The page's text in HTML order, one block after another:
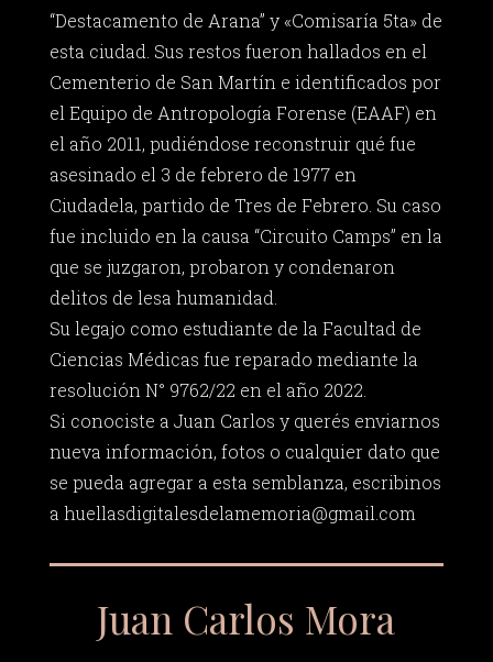
“Destacamento de Arana” y «Comisaría 5ta» de
esta ciudad. Sus restos fueron hallados en el
Cementerio de San Martín e identificados por
el Equipo de Antropología Forense (EAAF) en
el año 2011, pudiéndose reconstruir qué fue
asesinado el 3 de febrero de 1977 en
Ciudadela, partido de Tres de Febrero. Su caso
fue incluido en la causa “Circuito Camps” en la
que se juzgaron, probaron y condenaron
delitos de lesa humanidad.
Su legajo como estudiante de la Facultad de
Ciencias Médicas fue reparado mediante la
resolución N° 9762/22 en el año 2022.
Si conociste a Juan Carlos y querés enviarnos
nueva información, fotos o cualquier dato que
se pueda agregar a esta semblanza, escribinos
a huellasdigitalesdelamemoria@gmail.com
Juan Carlos Mora